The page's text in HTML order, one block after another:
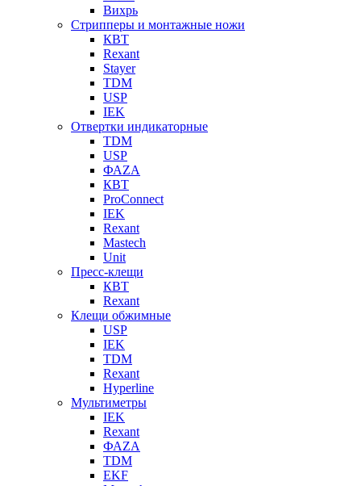
Вихрь
Стрипперы и монтажные ножи
КВТ
Rexant
Stayer
TDM
USP
IEK
Отвертки индикаторные
TDM
USP
ФАZА
КВТ
ProConnect
IEK
Rexant
Mastech
Unit
Пресс-клещи
КВТ
Rexant
Клещи обжимные
USP
IEK
TDM
Rexant
Hyperline
Мультиметры
IEK
Rexant
ФАZА
TDM
EKF